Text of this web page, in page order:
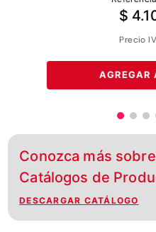
$ 4.
Precio
AGREGAR
Conozca más
Catálogos de
DESCARGAR CATÁLOGO